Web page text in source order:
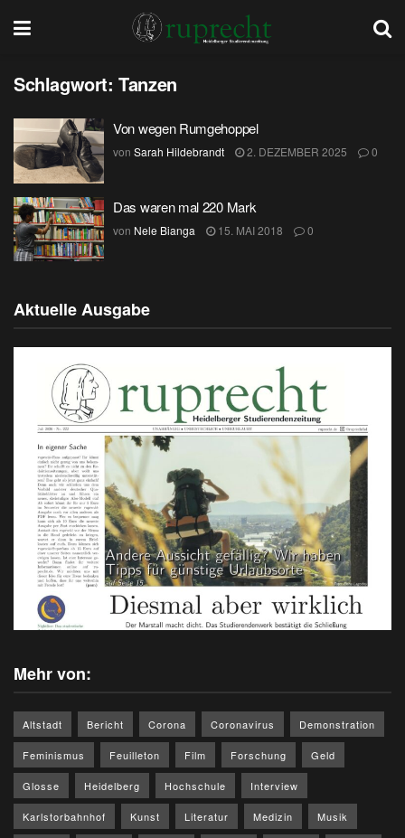
Schlagwort:Tanzen
Von wegen Rumgehoppel
von Sarah Hildebrandt 2. DEZEMBER 2025 0
Das waren mal 220 Mark
von Nele Bianga 15. MAI 2018 0
Aktuelle Ausgabe
Mehr von:
Altstadt Bericht Corona Coronavirus Demonstration
Feminismus Feuilleton Film Forschung Geld
Glosse Heidelberg Hochschule Interview
Karlstorbahnhof Kunst Literatur Medizin Musik